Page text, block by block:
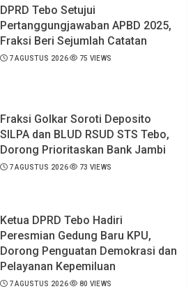
DPRD Tebo Setujui
Pertanggungjawaban APBD 2025,
Fraksi Beri Sejumlah Catatan
7 AGUSTUS 2026 75 VIEWS
Fraksi Golkar Soroti Deposito
SILPA dan BLUD RSUD STS Tebo,
Dorong Prioritaskan Bank Jambi
7 AGUSTUS 2026 73 VIEWS
Ketua DPRD Tebo Hadiri
Peresmian Gedung Baru KPU,
Dorong Penguatan Demokrasi dan
Pelayanan Kepemiluan
7 AGUSTUS 2026 80 VIEWS